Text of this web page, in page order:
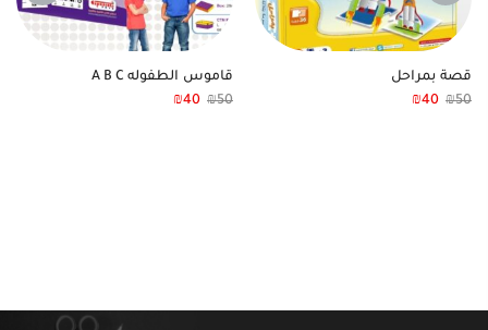
PREVIOUS
قصة بمراحل
₪50
₪40
قاموس الطفوله A B C
₪50
₪40
NEXT